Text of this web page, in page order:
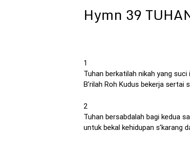
Hymn 39
1
Tuhan berkatilah nikah yang suci
B’rilah Roh Kudus bekerja sertai
2
Tuhan bersabdalah bagi kedua
untuk bekal kehidupan s’karang